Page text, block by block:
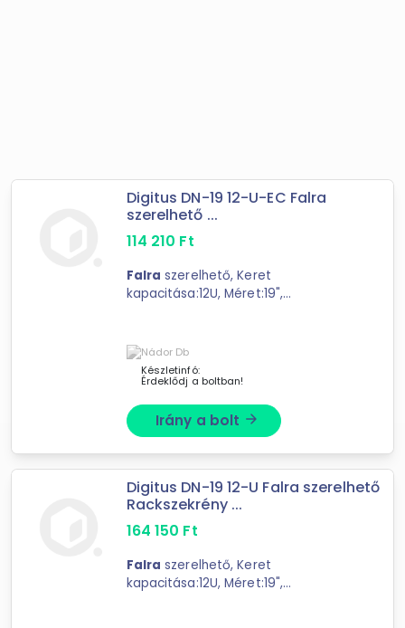
Digitus DN-19 12-U-EC Falra
szerelhető ...
114 210 Ft
Falra szerelhető, Keret
kapacitása:12U, Méret:19",
Grey RAL7035, Összeszerelt
Készletinfó:
Érdeklődj a boltban!
Irány a bolt arrow_forward
Digitus DN-19 12-U Falra szerelhető
Rackszekrény ...
164 150 Ft
Falra szerelhető, Keret
kapacitása:12U, Méret:19",